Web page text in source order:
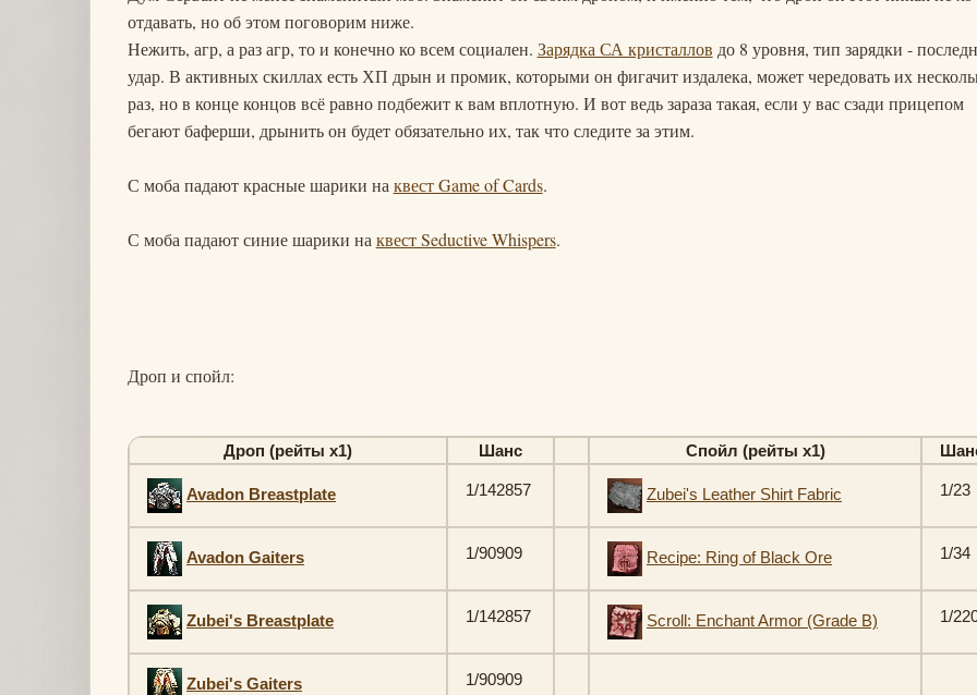
отдавать, но об этом поговорим ниже.
Нежить, агр, а раз агр, то и конечно ко всем социален. Зарядка СА кристаллов до 8 уровня, тип зарядки -
удар. В активных скиллах есть ХП дрын и промик, которыми он фигачит издалека, может чередовать их
раз, но в конце концов всё равно подбежит к вам вплотную. И вот ведь зараза такая, если у вас сзади прицепом
бегают баферши, дрынить он будет обязательно их, так что следите за этим.
С моба падают красные шарики на квест Game of Cards.
С моба падают синие шарики на квест Seductive Whispers.
Дроп и спойл:
Дроп (рейты х1) Шанс Спойл (рейты х1)
Avadon Breastplate 1/142857 Zubei's Leather Shirt Fabric 1/23
Avadon Gaiters 1/90909 Recipe: Ring of Black Ore 1/34
Zubei's Breastplate 1/142857 Scroll: Enchant Armor (Grade B) 1/
Zubei's Gaiters 1/90909